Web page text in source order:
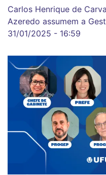
Carlos Henrique de
Azeredo assumem a
31/01/2025 - 16:59